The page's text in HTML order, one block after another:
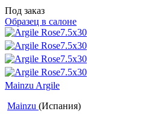
Под заказ
Образец в салоне
Mainzu Argile
Mainzu (Испания)